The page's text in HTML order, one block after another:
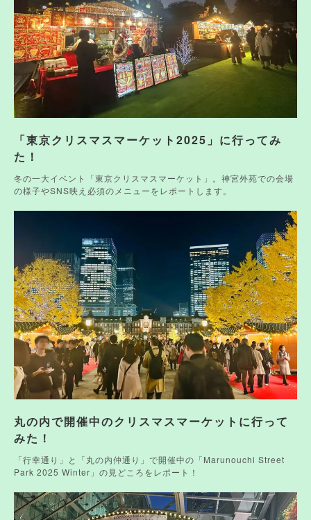
「東京クリスマスマーケット2025」に行ってみ
た！
冬の一大イベント「東京クリスマスマーケット」。神宮外苑での会場
の様子やSNS映え必須のメニューをレポートします。
丸の内で開催中のクリスマスマーケットに行って
みた！
「行幸通り」と「丸の内仲通り」で開催中の「Marunouchi Street
Park 2025 Winter」の見どころをレポート！